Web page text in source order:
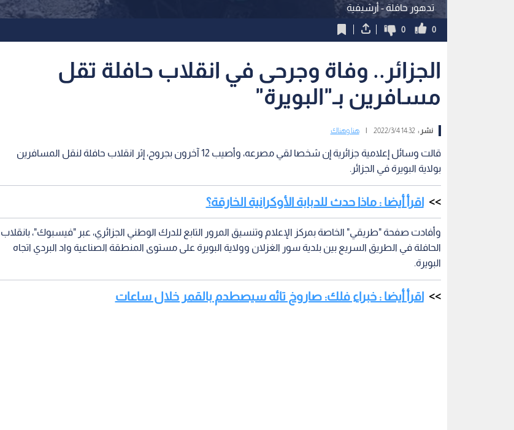
تدهور حافلة - أرشيفية
0
0
الجزائر.. وفاة وجرحى في انقلاب حافلة تقل
مسافرين بـ"البويرة"
نشر :14:32 2022/3/4 هنا وهناك
قالت وسائل إعلامية جزائرية إن شخصا لقي مصرعه، وأصيب 12 آخرون بجروح، إثر انقلاب حافلة لنقل المسافرين
بولاية البويرة في الجزائر.
اقرأ أيضا : ماذا حدث للدبابة الأوكرانية الخارقة؟
وأفادت صفحة "طريقي" الخاصة بمركز الإعلام وتنسيق المرور التابع للدرك الوطني الجزائري، عبر "فيسبوك"، بانقلاب
الحافلة في الطريق السريع بين بلدية سور الغزلان وولاية البويرة على مستوى المنطقة الصناعية واد البردي اتجاه
البويرة.
اقرأ أيضا : خبراء فلك: صاروخ تائه سيصطدم بالقمر خلال ساعات